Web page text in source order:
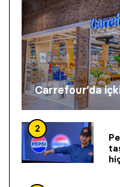
Carrefour’da
2